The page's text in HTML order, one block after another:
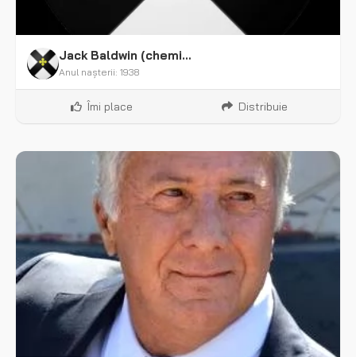
Jack Baldwin (chemist)
Anul nașterii: 1938
Îmi place Distribuie